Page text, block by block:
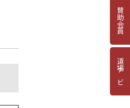
賛助会員
道場ナビ